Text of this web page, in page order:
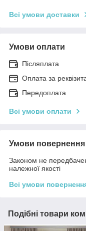
Всі умови доставки
Умови оплати
Післяплата
Оплата за
Передоплата
Всі умови оплати
Умови повернення
Законом не
належної якості
Всі умови
Подібні товари